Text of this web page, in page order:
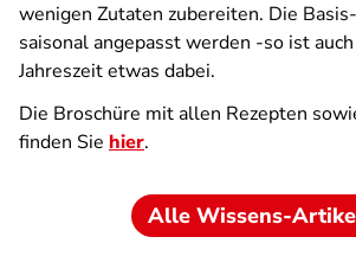
wenigen Zutaten zubereiten. Die
saisonal angepasst werden -so ist
Jahreszeit etwas dabei.
Die Broschüre mit allen Rezepten
finden Sie hier.
Alle Wissens-